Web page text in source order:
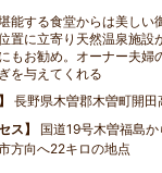
能する食堂からは美しい
置に立寄り天然温泉施設
もお勧め。オーナー夫婦
を与えてくれる
長野県木曽郡木曽町開田
ス
国道19号木曽福島
方向へ22キロの地点